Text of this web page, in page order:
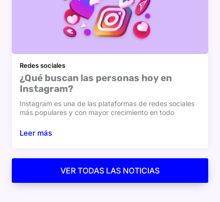
Redes sociales
¿Qué buscan las personas hoy en
Instagram?
Instagram es una de las plataformas de redes sociales
más populares y con mayor crecimiento en todo
Leer más
VER TODAS LAS NOTICIAS